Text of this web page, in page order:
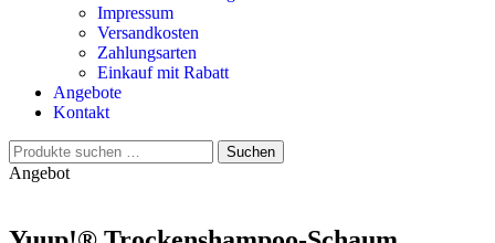
Impressum
Versandkosten
Zahlungsarten
Einkauf mit Rabatt
Angebote
Kontakt
Suchen
nach:
Suchen
Angebot